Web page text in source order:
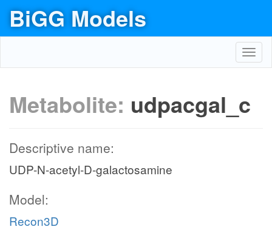
BiGG Models
Metabolite: udpacgal_c
Descriptive name:
UDP-N-acetyl-D-galactosamine
Model:
Recon3D